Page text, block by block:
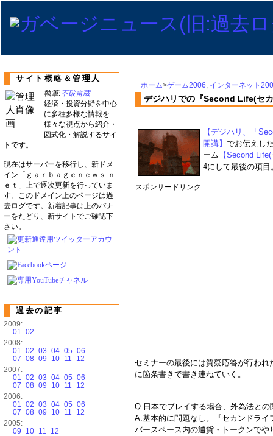
ホーム>ゲーム2006, インターネット
デジハリでの『Second Life(セ
【デジハリ、「
開講】 でお伝えし
ーム 【Second
4にして最後の項
スポンサードリンク
セミナーの最後には質疑応答が行わ
に箇条書きで書き連ねていく。
Q.日本でプレイする場合、外為法との
A.基本的に問題なし。『セカンドライ
バースペース内の通貨・トークンでや
サイト概略＆管理人
執筆:不破雷蔵
経済・投資分野を中心
に多種多様な情報を
様々な視点から紹介・
図式化・解説するサイ
トです。
現在はサーバーを移行し、新ドメ
イン「ｇａｒｂａｇｅｎｅｗｓ.ｎ
ｅｔ」上で逐次更新を行っていま
す。このドメイン上のページは過
去ログです。新着記事は上のバナ
ーをたどり、新サイトでご確認下
さい。
過去の記事
2009:
01 02
2008:
01 02 03 04 05 06
07 08 09 10 11
12
2007:
01 02 03 04 05 06
07 08 09 10 11
12
2006:
01 02 03 04 05 06
07 08 09 10 11
12
2005:
09
10 11 12